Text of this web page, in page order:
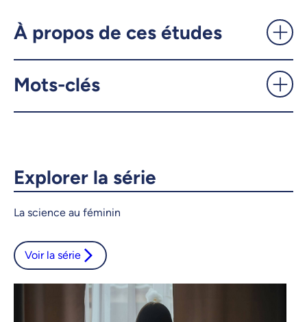
UdeMnouvelles
Facebook
À propos de ces études
Mots-clés
Explorer la série
La science au féminin
Voir la série